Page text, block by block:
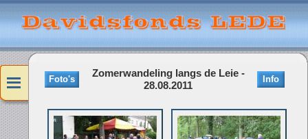
Foto's
Zomerwandeling langs de Leie -
28.08.2011
Info